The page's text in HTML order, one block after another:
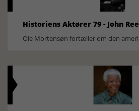
Historiens Aktører 79 - John
Ole Mortensøn fortæller om den